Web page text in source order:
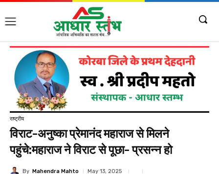
राष्ट्रीय
विराट-अनुष्का प्रेमानंद महाराज से मिलने
पहुंचे:महाराज ने विराट से पूछा- प्रसन्न हो
By Mahendra Mahto May 13, 2025